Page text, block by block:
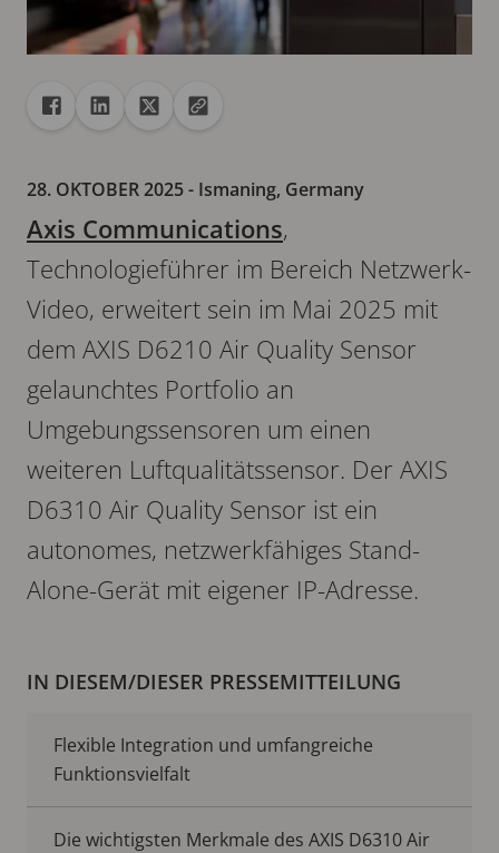
Freigabe
Teilen auf Facebook
Teilen auf Linkedin
Teilen auf XURL in die Zwischenablage kopieren
28. OKTOBER 2025- Ismaning, Germany
Axis Communications,
Technologieführer im Bereich Netzwerk-
Video, erweitert sein im Mai 2025 mit
dem AXIS D6210 Air Quality Sensor
gelaunchtes Portfolio an
Umgebungssensoren um einen
weiteren Luftqualitätssensor. Der AXIS
D6310 Air Quality Sensor ist ein
autonomes, netzwerkfähiges Stand-
Alone-Gerät mit eigener IP-Adresse.
IN DIESEM/DIESER PRESSEMITTEILUNG
Flexible Integration und umfangreiche
Funktionsvielfalt
Die wichtigsten Merkmale des AXIS D6310 Air